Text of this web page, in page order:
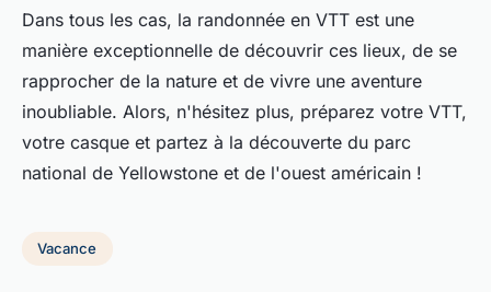
Dans tous les cas, la randonnée en VTT est une
manière exceptionnelle de découvrir ces lieux, de se
rapprocher de la nature et de vivre une aventure
inoubliable. Alors, n'hésitez plus, préparez votre VTT,
votre casque et partez à la découverte du parc
national de Yellowstone et de l'ouest américain !
Vacance